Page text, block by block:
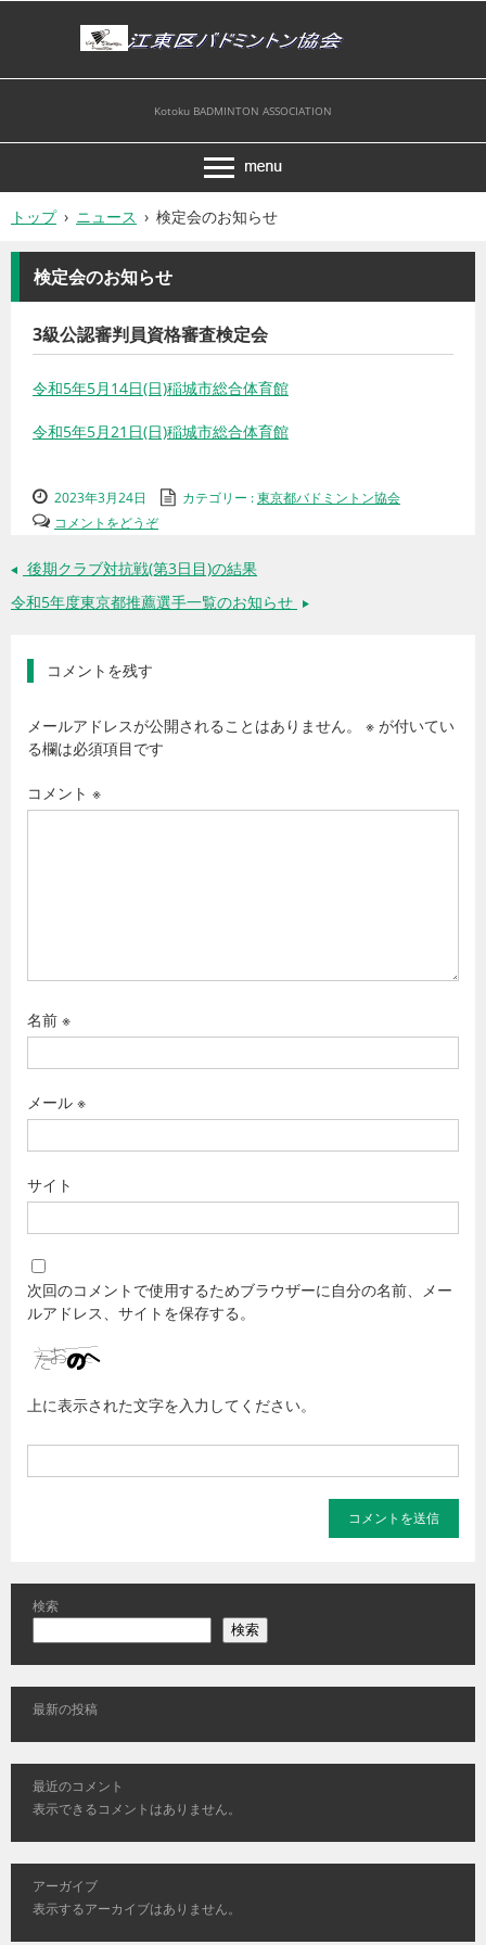
Kotoku BADMINTON ASSOCIATION
トップ › ニュース › 検定会のお知らせ
検定会のお知らせ
3級公認審判員資格審査検定会
令和5年5月14日(日)稲城市総合体育館
令和5年5月21日(日)稲城市総合体育館
2023年3月24日 カテゴリー :東京都バドミントン協会
コメントをどうぞ
後期クラブ対抗戦(第3日目)の結果
令和5年度東京都推薦選手一覧のお知らせ
コメントを残す
メールアドレスが公開されることはありません。 ※ が付いてい
る欄は必須項目です
コメント ※
名前 ※
メール ※
サイト
次回のコメントで使用するためブラウザーに自分の名前、メー
ルアドレス、サイトを保存する。
上に表示された文字を入力してください。
検索
検索
最新の投稿
最近のコメント
表示できるコメントはありません。
アーガイブ
表示するアーカイブはありません。